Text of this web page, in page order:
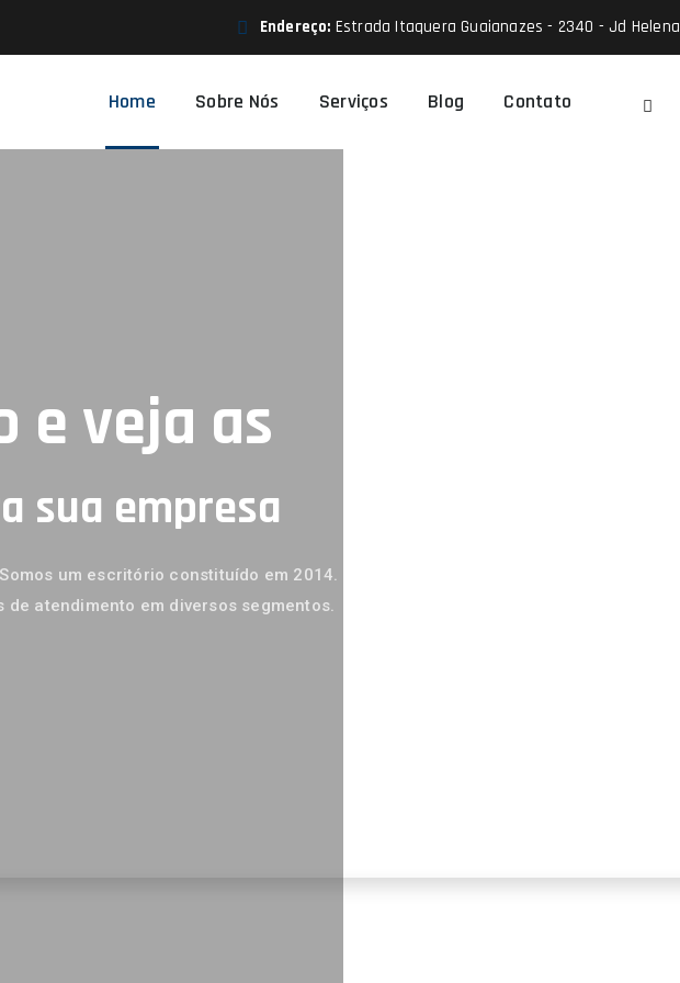
Endereço: Estrada Itaquera Guaianazes - 2340 - Jd Helena
Home Sobre Nós Serviços Blog Contato
e veja as
sua empresa
um escritório constituído em 2014.
atendimento em diversos segmentos.